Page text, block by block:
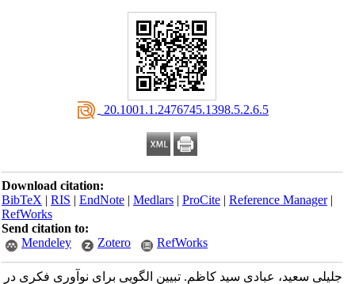
‎ 20.1001.1.2476745.1398.5.2.6.5
Download citation:
BibTeX|RIS |EndNote|Medlars|ProCite |Reference
Send citation to:
Mendeley
Zotero
عبادی سید کاظم. تبیین الگویی برای نوآوری فکری در